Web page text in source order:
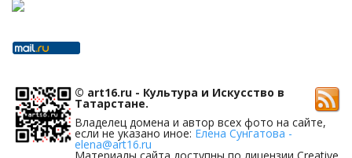
© art16.ru - Культура и Искусство в
Татарстане.
Владелец домена и автор всех фото на сайте,
если не указано иное: Елена Сунгатова -
elena@art16.ru